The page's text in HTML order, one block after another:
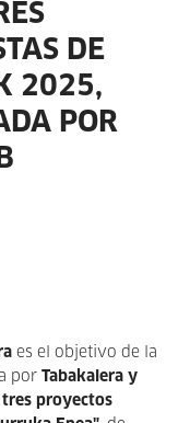
DE
2025,
POR
es el objetivo de la
por Tabakalera y
tres proyectos